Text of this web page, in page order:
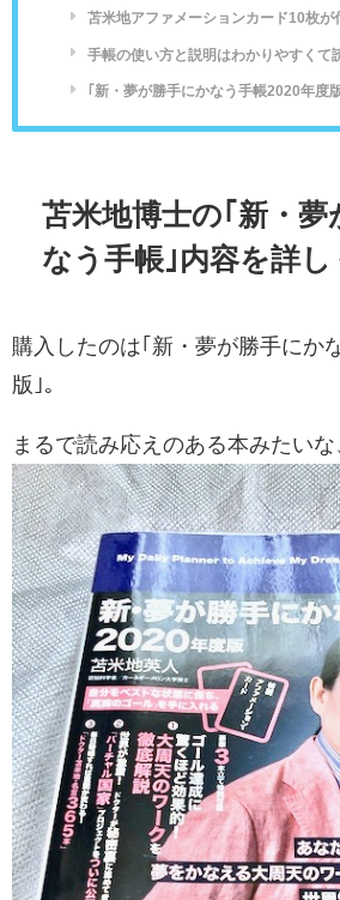
苫米地アファメーションカード10枚が
手帳の使い方と説明はわかりやすくて
｢新・夢が勝手にかなう手帳2020年度
苫米地博士の｢新・夢
なう手帳｣内容を詳し
購入したのは｢新・夢が勝手にか
版｣。
まるで読み応えのある本みたいな